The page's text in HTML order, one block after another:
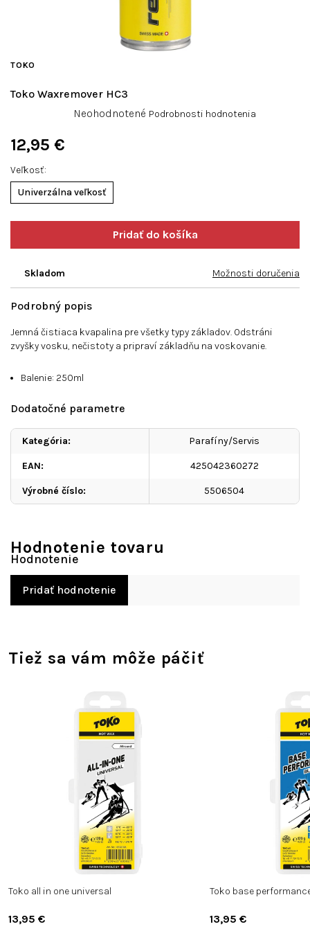
Veľkosť
Univerzálna veľkosť
12,95 €
Skladom Možnosti doručenia
Toko Waxremover HC3
TOKO
Priemerné
z
5
Neohodnotené Podrobnosti hodnotenia
Podrobný popis
Jemná čistiaca kvapalina pre všetky typy základov. Odstráni
zvyšky vosku, nečistoty a pripraví základňu na voskovanie.
Balenie: 250ml
Dodatočné parametre
Kategória: Parafíny/Servis
EAN: 425042360272
Výrobné číslo: 5506504
Hodnotenie tovaru
Pridať hodnotenie
Tiež sa vám môže páčiť
Toko all in one universal
13,95 €
Toko base
13,95 €